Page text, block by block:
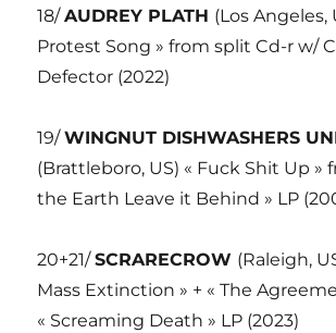
18/AUDREY PLATH (Los Angeles,
Protest Song » from split Cd-r w/
Defector (2022)
19/WINGNUT DISHWASHERS
(Brattleboro, US) « Fuck Shit Up »
the Earth Leave it Behind » LP
20+21/SCRARECROW (Raleigh,
Mass Extinction » + « The
« Screaming Death » LP (2023)